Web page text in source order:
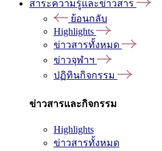
สาระความรู้และข่าวสาร
ย้อนกลับ
Highlights
ข่าวสารทั้งหมด
ข่าวจุฬาฯ
ปฏิทินกิจกรรม
ข่าวสารและกิจกรรม
Highlights
ข่าวสารทั้งหมด